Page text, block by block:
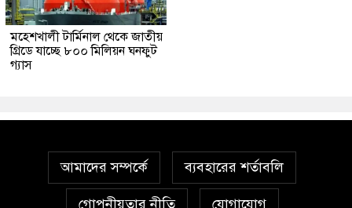
মহেশখালী টার্মিনাল থেকে জাতীয়
গ্রিডে যাচ্ছে ৮০০ মিলিয়ন ঘনফুট
গ্যাস
আমাদের সম্পর্কে ব্যবহারের শর্তাবলি
গোপনীয়তার নীতি যোগাযোগ